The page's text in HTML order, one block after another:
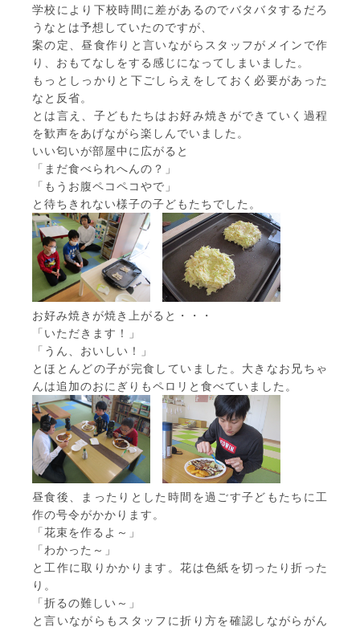
学校により下校時間に差があるのでバタバタするだろ
うなとは予想していたのですが、
案の定、昼食作りと言いながらスタッフがメインで作
り、おもてなしをする感じになってしまいました。
もっとしっかりと下ごしらえをしておく必要があった
なと反省。
とは言え、子どもたちはお好み焼きができていく過程
を歓声をあげながら楽しんでいました。
いい匂いが部屋中に広がると
「まだ食べられへんの？」
「もうお腹ペコペコやで」
と待ちきれない様子の子どもたちでした。
お好み焼きが焼き上がると・・・
「いただきます！」
「うん、おいしい！」
とほとんどの子が完食していました。大きなお兄ちゃ
んは追加のおにぎりもペロリと食べていました。
昼食後、まったりとした時間を過ごす子どもたちに工
作の号令がかかります。
「花束を作るよ～」
「わかった～」
と工作に取りかかります。花は色紙を切ったり折った
り。
「折るの難しい～」
と言いながらもスタッフに折り方を確認しながらがん